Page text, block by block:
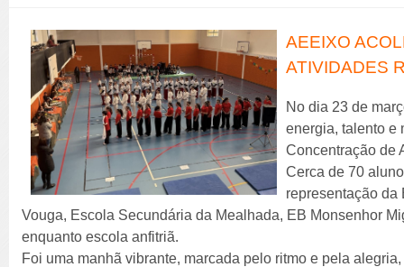
AEEIXO
ATIVIDADES
No dia 23 de
energia, talento e
Concentração de
Cerca de 70
representação da
Vouga, Escola Secundária da Mealhada, EB Monsenhor
enquanto escola anfitriã.
Foi uma manhã vibrante, marcada pelo ritmo e pela